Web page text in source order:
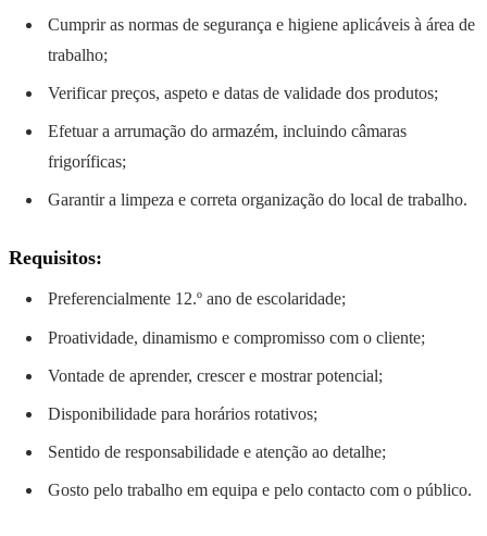
Cumprir as normas de segurança e higiene aplicáveis à área de
trabalho;
Verificar preços, aspeto e datas de validade dos produtos;
Efetuar a arrumação do armazém, incluindo câmaras
frigoríficas;
Garantir a limpeza e correta organização do local de trabalho.
Requisitos:
Preferencialmente 12.º ano de escolaridade;
Proatividade, dinamismo e compromisso com o cliente;
Vontade de aprender, crescer e mostrar potencial;
Disponibilidade para horários rotativos;
Sentido de responsabilidade e atenção ao detalhe;
Gosto pelo trabalho em equipa e pelo contacto com o público.